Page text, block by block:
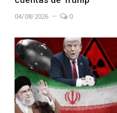
04/08/2026 0